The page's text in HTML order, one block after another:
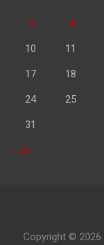
3 4
10 11
17 18
24 25
31
« Jul
Copyright © 2026